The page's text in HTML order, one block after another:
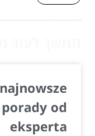
od
eksperta